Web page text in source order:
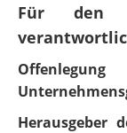
Für den
Herausgeber